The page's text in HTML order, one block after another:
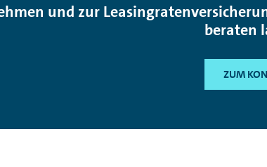
und zur
beraten
ZUM